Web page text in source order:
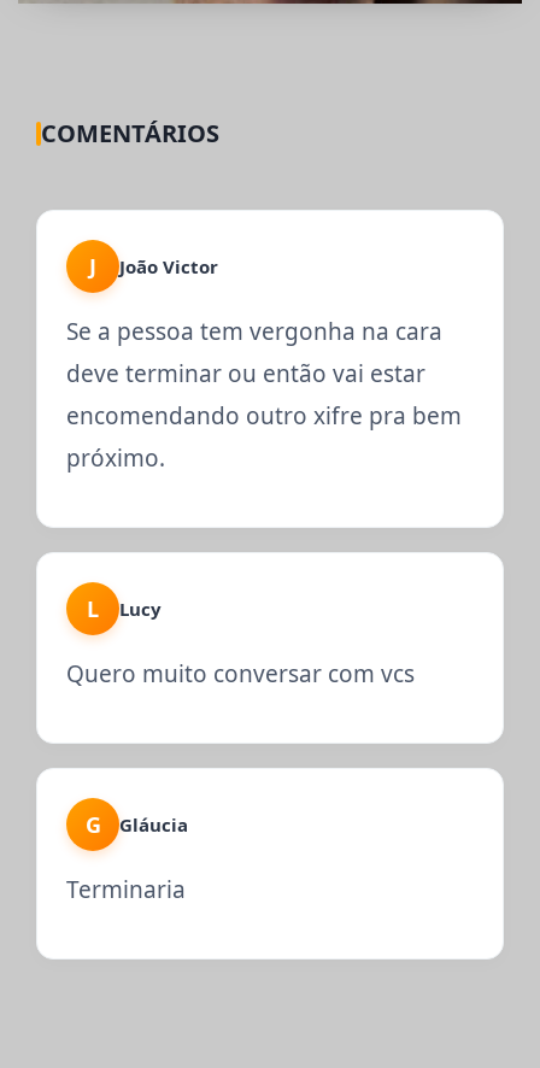
COMENTÁRIOS
J João Victor
Se a pessoa tem vergonha na cara
deve terminar ou então vai estar
encomendando outro xifre pra bem
próximo.
L Lucy
Quero muito conversar com vcs
G Gláucia
Terminaria